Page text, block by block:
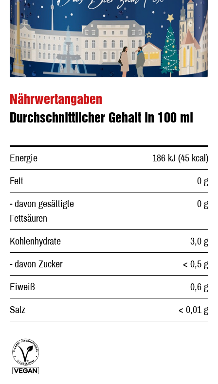
Nährwertangaben
Durchschnittlicher Gehalt in 100 ml
Energie
186 kJ (45 kcal)
Fett
0 g
- davon gesättigte
Fettsäuren
0 g
Kohlenhydrate
3,0 g
- davon Zucker
< 0,5 g
Eiweiß
0,6 g
Salz
< 0,01 g